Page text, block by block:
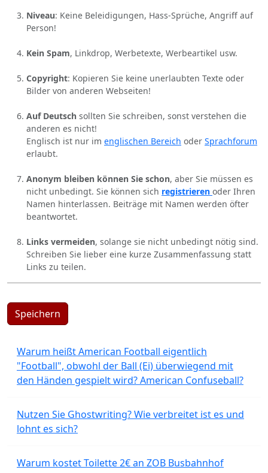
Niveau: Keine Beleidigungen, Hass-Sprüche, Angriff auf
Person!
Kein Spam, Linkdrop, Werbetexte, Werbeartikel usw.
Copyright: Kopieren Sie keine unerlaubten Texte oder
Bilder von anderen Webseiten!
Auf Deutsch sollten Sie schreiben, sonst verstehen die
anderen es nicht!
Englisch ist nur im englischen Bereich oder Sprachforum
erlaubt.
Anonym bleiben können Sie schon, aber Sie müssen es
nicht unbedingt. Sie können sich registrieren oder Ihren
Namen hinterlassen. Beiträge mit Namen werden öfter
beantwortet.
Links vermeiden, solange sie nicht unbedingt nötig sind.
Schreiben Sie lieber eine kurze Zusammenfassung statt
Links zu teilen.
Speichern
Warum heißt American Football eigentlich
"Football", obwohl der Ball (Ei) überwiegend mit
den Händen gespielt wird? American Confuseball?
Nutzen Sie Ghostwriting? Wie verbreitet ist es und
lohnt es sich?
Warum kostet Toilette 2€ an ZOB Busbahnhof